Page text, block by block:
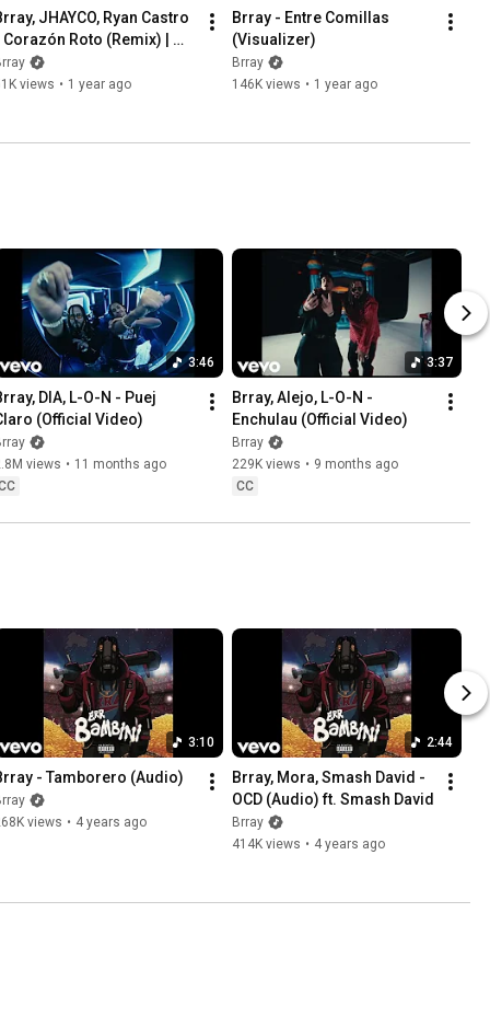
JHAYCO, Ryan Castro
Corazón Roto (Remix) |
views • 1 year ago
Brray - Entre Comillas
(Visualizer)
Brray
146K views • 1 year ago
3:46
DIA, L-O-N - Puej
(Official Video)
views • 11 months ago
3:37
Brray, Alejo, L-O-N -
Enchulau (Official Video)
Brray
229K views • 9 months ago
CC
3:10
- Tamborero (Audio)
views • 4 years ago
2:44
Brray, Mora, Smash David -
OCD (Audio) ft. Smash David
Brray
414K views • 4 years ago